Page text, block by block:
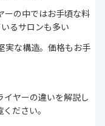
ーの中ではお手頃な料
るサロンも多い
実な構造。価格もお手
ヤーの違いを解説し
ださい。